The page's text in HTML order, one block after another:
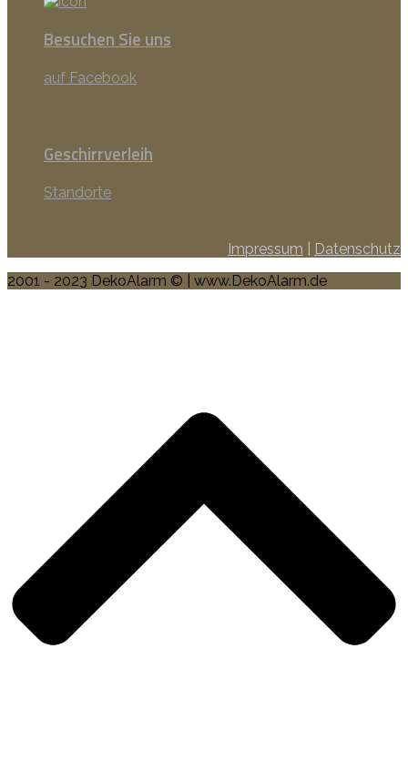
Besuchen Sie uns
auf Facebook
Geschirrverleih
Standorte
Impressum
Datenschutz
2001 - 2023 DekoAlarm © | www.DekoAlarm.de